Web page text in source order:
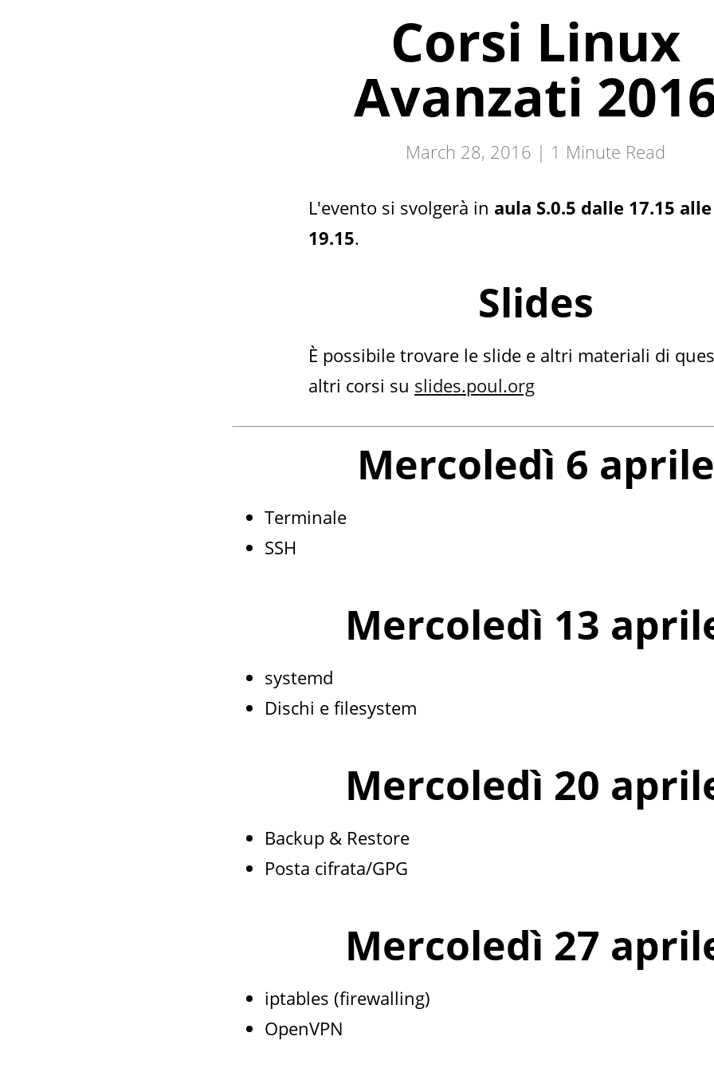
Corsi Linux
Avanzati
March 28, 2016 | 1 Minute Read
L'evento si svolgerà in aula S.0.5 dalle 17.15 alle
19.15.
Slides
È possibile trovare le slide e altri materiali di
altri corsi su slides.poul.org
Mercoledì 6 aprile
Terminale
SSH
Mercoledì 13
systemd
Dischi e filesystem
Mercoledì 20
Backup & Restore
Posta cifrata/GPG
Mercoledì 27
iptables (firewalling)
OpenVPN